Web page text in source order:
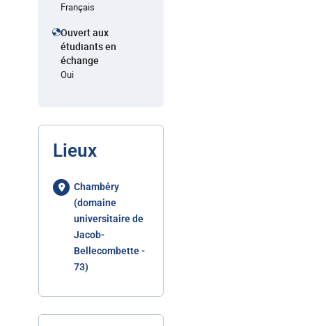
Français
Ouvert aux
étudiants en
échange
Oui
Lieux
Chambéry
(domaine
universitaire de
Jacob-
Bellecombette -
73)